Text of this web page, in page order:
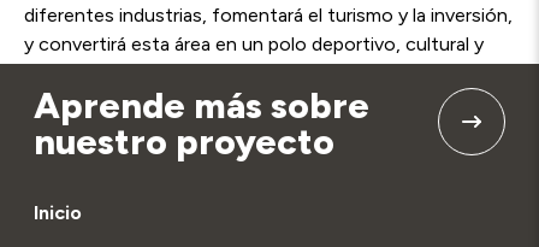
diferentes industrias, fomentará el turismo y la inversión,
y convertirá esta área en un polo deportivo, cultural y
Aprende más sobre
nuestro proyecto
Inicio